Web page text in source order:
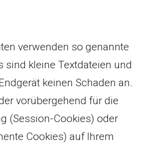
verwenden so genannte
sind kleine Textdateien und
keinen Schaden an.
vorübergehend für die
(Session-Cookies) oder
Cookies) auf Ihrem